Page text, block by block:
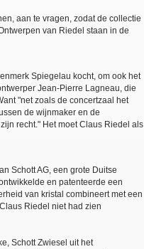
aan te vragen, zodat de collectie
van Riedel staan in de
Spiegelau kocht, om ook het
Jean-Pierre Lagneau, die
"net zoals de concertzaal het
de wijnmaker en de
recht." Het moet Claus Riedel als
Schott AG, een grote Duitse
en patenteerde een
van kristal combineert met een
Riedel niet had zien
Schott Zwiesel uit het